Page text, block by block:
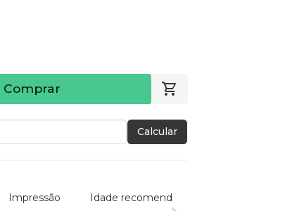
Comprar
Calcular
Impressão Idade recomendada